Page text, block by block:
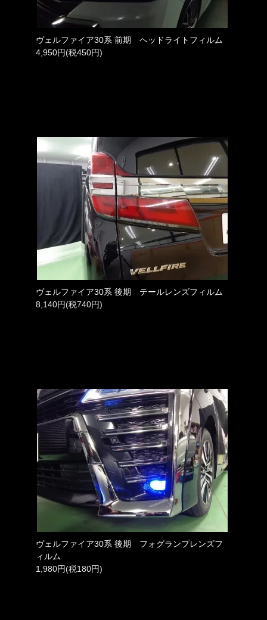
ヴェルファイア30系 前期 ヘッドライトフィルム
4,950円(税450円)
ヴェルファイア30系 後期 テールレンズフィルム
8,140円(税740円)
ヴェルファイア30系 後期 フォグランプレンズフ
ィルム
1,980円(税180円)